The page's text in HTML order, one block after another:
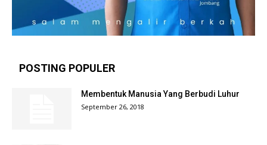
POSTING POPULER
Membentuk Manusia Yang Berbudi Luhur
September 26, 2018